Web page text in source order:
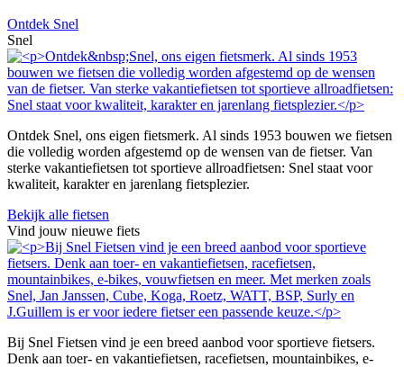
Ontdek Snel
Snel
Ontdek Snel, ons eigen fietsmerk. Al sinds 1953 bouwen we fietsen
die volledig worden afgestemd op de wensen van de fietser. Van
sterke vakantiefietsen tot sportieve allroadfietsen: Snel staat voor
kwaliteit, karakter en jarenlang fietsplezier.
Bekijk alle fietsen
Vind jouw nieuwe fiets
Bij Snel Fietsen vind je een breed aanbod voor sportieve fietsers.
Denk aan toer- en vakantiefietsen, racefietsen, mountainbikes, e-